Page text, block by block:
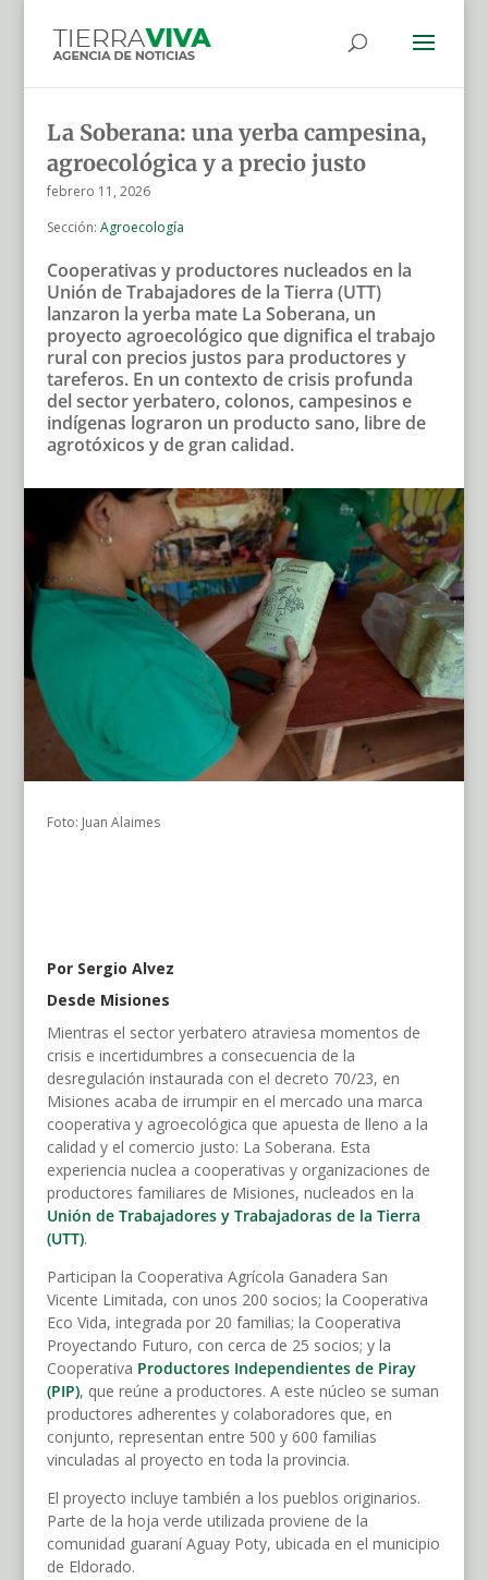
La Soberana: una yerba campesina,
agroecológica y a precio justo
febrero 11, 2026
Sección: Agroecología
Cooperativas y productores nucleados en la
Unión de Trabajadores de la Tierra (UTT)
lanzaron la yerba mate La Soberana, un
proyecto agroecológico que dignifica el trabajo
rural con precios justos para productores y
tareferos. En un contexto de crisis profunda
del sector yerbatero, colonos, campesinos e
indígenas lograron un producto sano, libre de
agrotóxicos y de gran calidad.
Foto: Juan Alaimes
Por Sergio Alvez
Desde Misiones
Mientras el sector yerbatero atraviesa momentos de
crisis e incertidumbres a consecuencia de la
desregulación instaurada con el decreto 70/23, en
Misiones acaba de irrumpir en el mercado una marca
cooperativa y agroecológica que apuesta de lleno a la
calidad y el comercio justo: La Soberana. Esta
experiencia nuclea a cooperativas y organizaciones de
productores familiares de Misiones, nucleados en la
Unión de Trabajadores y Trabajadoras de la Tierra
(UTT).
Participan la Cooperativa Agrícola Ganadera San
Vicente Limitada, con unos 200 socios; la Cooperativa
Eco Vida, integrada por 20 familias; la Cooperativa
Proyectando Futuro, con cerca de 25 socios; y la
Cooperativa Productores Independientes de Piray
(PIP), que reúne a productores. A este núcleo se suman
productores adherentes y colaboradores que, en
conjunto, representan entre 500 y 600 familias
vinculadas al proyecto en toda la provincia.
El proyecto incluye también a los pueblos originarios.
Parte de la hoja verde utilizada proviene de la
comunidad guaraní Aguay Poty, ubicada en el municipio
de Eldorado.